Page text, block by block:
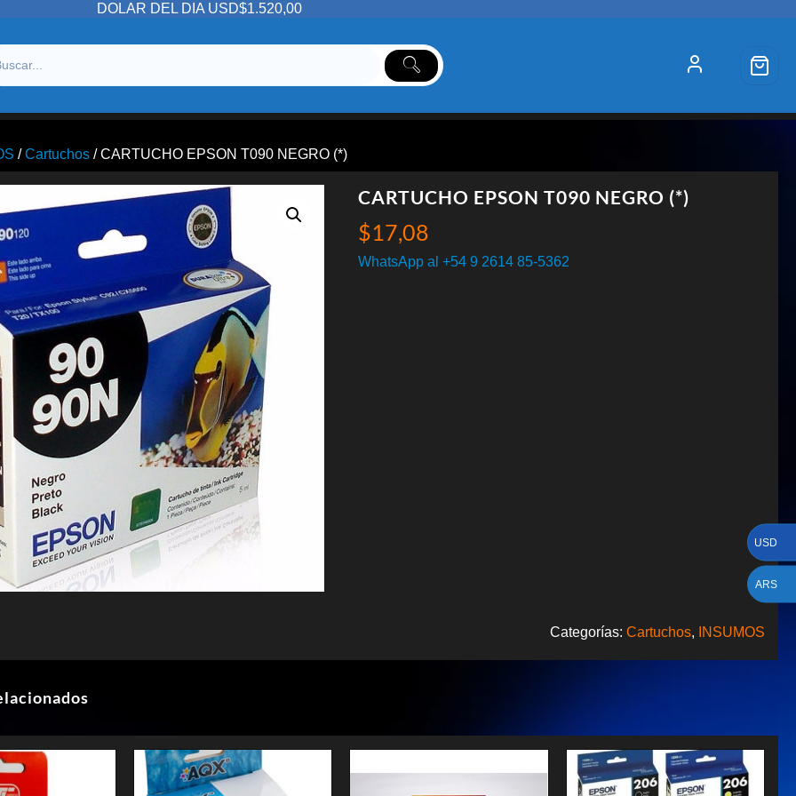
DOLAR DEL DIA USD$1.520,00
/Cartuchos / CARTUCHO EPSON T090 NEGRO (*)
CARTUCHO EPSON T090 NEGRO (*)
$17,08
WhatsApp al +54 9 2614 85-5362
Categorías: Cartuchos, INSUMOS
USD
ARS